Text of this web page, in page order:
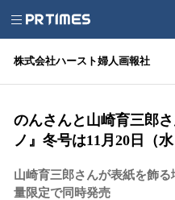
株式会社ハースト婦人画報社
のんさんと山崎育三郎
ノ』冬号は11月20日（
山崎育三郎さんが表紙を飾
量限定で同時発売